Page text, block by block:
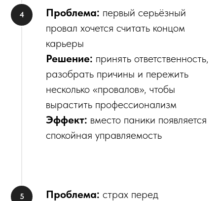
Проблема: первый серьёзный
провал хочется считать концом
карьеры
Решение: принять ответственность,
разобрать причины и пережить
несколько «провалов», чтобы
вырастить профессионализм
Эффект: вместо паники появляется
спокойная управляемость
Проблема: страх перед